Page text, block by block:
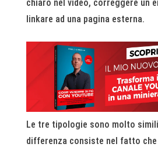
chiaro nel video, correggere un
linkare ad una pagina esterna.
Le tre tipologie sono molto
differenza consiste nel fatto